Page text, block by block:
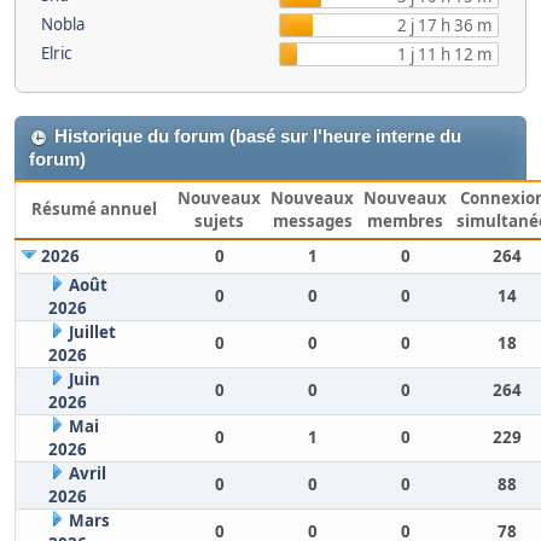
Nobla
2 j 17 h 36 m
Elric
1 j 11 h 12 m
Historique du forum (basé sur l'heure interne du
forum)
Résumé annuel
Nouveaux
sujets
Nouveaux
messages
Nouveaux
membres
2026
0 1 0
264
Août
2026
0 0 0
14
Juillet
2026
0 0 0
18
Juin
2026
0 0 0
264
Mai
2026
0 1 0
229
Avril
2026
0 0 0
88
Mars
0 0 0 78